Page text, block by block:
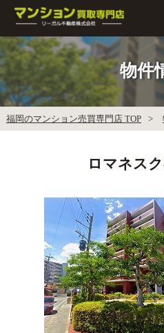
物件
福岡のマンション売買専門店 TOP
ロマネス